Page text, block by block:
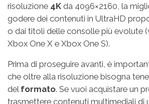
risoluzione 4K da 4096×2160, la
godere dei contenuti in UltraHD
o dai titoli delle consolle più evolute
Xbox One X e Xbox One S).
Prima di proseguire avanti, è
che oltre alla risoluzione bisogna
del formato. Se vuoi acquistare un
trasmettere contenuti multimediali di